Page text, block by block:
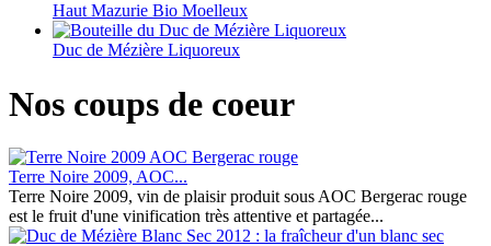
Haut Mazurie Bio Moelleux
Duc de Mézière Liquoreux
Nos coups de coeur
Terre Noire 2009, AOC...
Terre Noire 2009, vin de plaisir produit sous AOC Bergerac rouge
est le fruit d'une vinification très attentive et partagée...